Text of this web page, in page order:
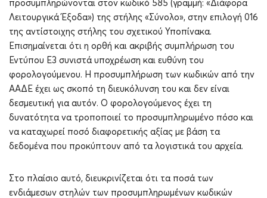
προσυμπληρώνονται στον κωδικό 585 (γραμμή: «Διάφορα
Λειτουργικά Έξοδα») της στήλης «Σύνολο», στην επιλογή 016
της αντίστοιχης στήλης του σχετικού Υποπίνακα.
Επισημαίνεται ότι η ορθή και ακριβής συμπλήρωση του
Εντύπου Ε3 συνιστά υποχρέωση και ευθύνη του
φορολογούμενου. Η προσυμπλήρωση των κωδικών από την
ΑΑΔΕ έχει ως σκοπό τη διευκόλυνση του και δεν είναι
δεσμευτική για αυτόν. Ο φορολογούμενος έχει τη
δυνατότητα να τροποποιεί το προσυμπληρωμένο πόσο και
να καταχωρεί ποσό διαφορετικής αξίας με βάση τα
δεδομένα που προκύπτουν από τα λογιστικά του αρχεία.
Στο πλαίσιο αυτό, διευκρινίζεται ότι τα ποσά των
ενδιάμεσων στηλών των προσυμπληρωμένων κωδικών